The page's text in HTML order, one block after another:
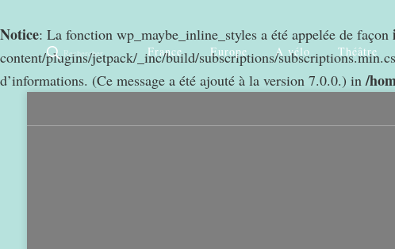
Notice: La fonction wp_maybe_inline_styles a été appelée de façon
content/plugins/jetpack/_inc/build/subscriptions/
d’informations. (Ce message a été ajouté à la version 7.0.0.) in/
Rechercher France Europe A vélo Théâtre
968